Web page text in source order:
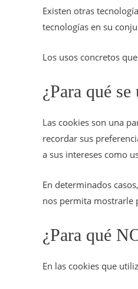
Existen otras
tecnologías en su
Los usos concretos
¿Para qué
Las cookies son una
recordar sus
a sus intereses como
En determinados
nos permita mostrarle
¿Para qué
En las cookies que